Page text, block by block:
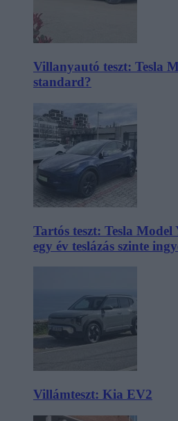
Villanyautó teszt: Tesla
standard?
Tartós teszt: Tesla
egy év teslázás szinte
Villámteszt: Kia EV2